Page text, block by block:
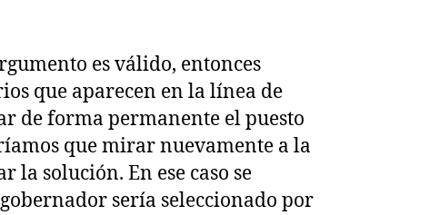
es válido, entonces
que aparecen en la línea de
de forma permanente el puesto
que mirar nuevamente a la
la solución. En ese caso se
sería seleccionado por